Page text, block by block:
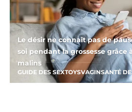
GUIDE DES SEXTOYSVAGINSANTÉ
Le désir ne connaît pas de
soi pendant la grossesse grâce
malins